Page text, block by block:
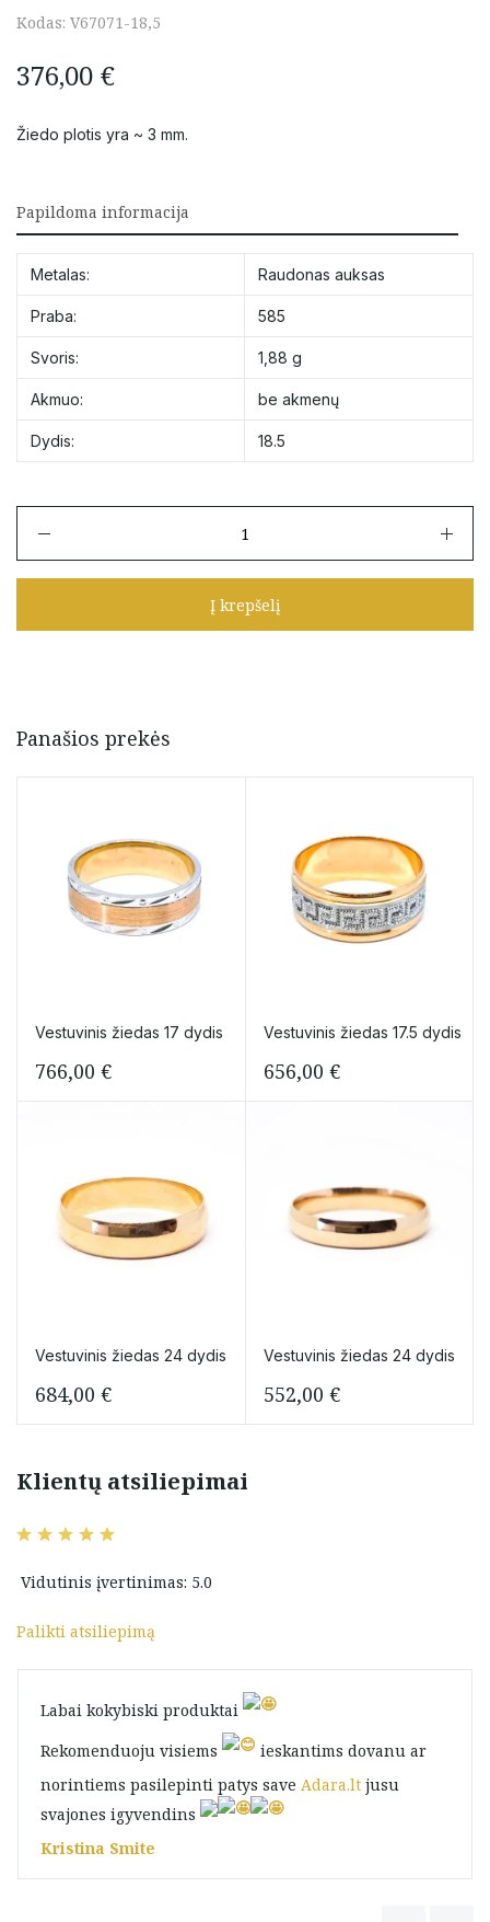
Kodas: V67071-18,5
376,00 €
Žiedo plotis yra ~ 3 mm.
Papildoma informacija
Metalas: Raudonas auksas
Praba: 585
Svoris: 1,88 g
Akmuo: be akmenų
Dydis: 18.5
Vestuvinis
dydis
Į krepšelį
Panašios prekės
Vestuvinis žiedas 17 dydis
766,00 €
Vestuvinis žiedas 17.5 dydis
656,00 €
Vestuvinis žiedas 24 dydis
684,00 €
Vestuvinis žiedas 24 dydis
552,00 €
Klientų atsiliepimai
Vidutinis įvertinimas: 5.0
Palikti atsiliepimą
Labai kokybiski produktai
Rekomenduoju visiems
ieskantims dovanu ar
norintiems pasilepinti patys save Adara.lt jusu
svajones igyvendins
Kristina Smite